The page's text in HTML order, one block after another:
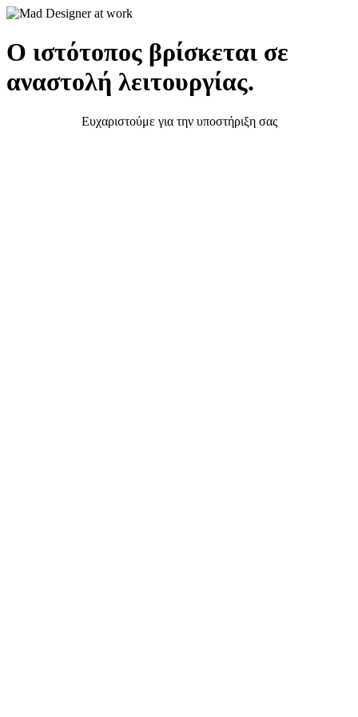
Ο ιστότοπος βρίσκεται σε
αναστολή λειτουργίας.
Ευχαριστούμε για την υποστήριξη σας